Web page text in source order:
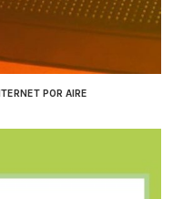
POR AIRE